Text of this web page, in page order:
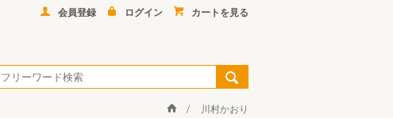
会員登録 ログイン カートを見る
川村かおり